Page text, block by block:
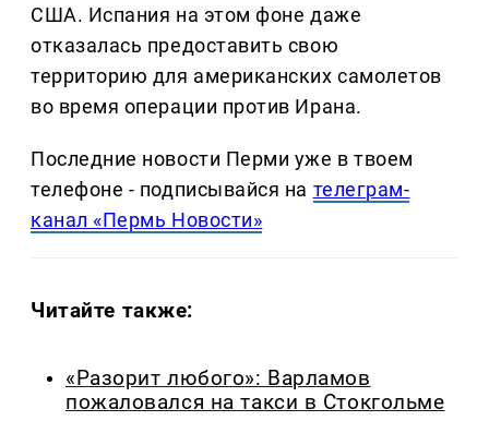
США. Испания на этом фоне даже
отказалась предоставить свою
территорию для американских самолетов
во время операции против Ирана.
Последние новости Перми уже в твоем
телефоне - подписывайся на телеграм-
канал «Пермь Новости»
Читайте также:
«Разорит любого»: Варламов
пожаловался на такси в Стокгольме